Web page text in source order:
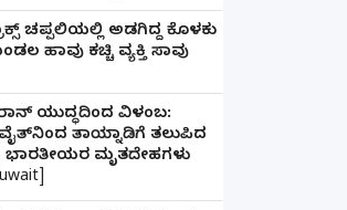
ಚಪ್ಪಲಿಯಲ್ಲಿ ಅಡಗಿದ್ದ ಕೊಳಕು
ಹಾವು ಕಚ್ಚಿ ವ್ಯಕ್ತಿ ಸಾವು
ಯುದ್ಧದಿಂದ ವಿಳಂಬ:
ತಾಯ್ನಾಡಿಗೆ ತಲುಪಿದ
ಭಾರತೀಯರ ಮೃತದೇಹಗಳು